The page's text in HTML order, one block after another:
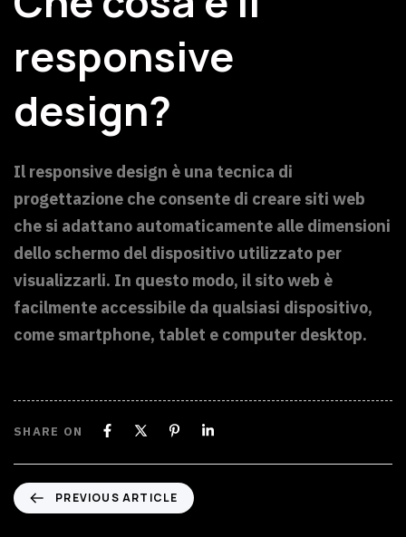
responsive
design?
Il responsive design è una tecnica di
progettazione che consente di creare siti web
che si adattano automaticamente alle dimensioni
dello schermo del dispositivo utilizzato per
visualizzarli. In questo modo, il sito web è
facilmente accessibile da qualsiasi dispositivo,
come smartphone, tablet e computer desktop.
SHARE ON
PREVIOUS ARTICLE